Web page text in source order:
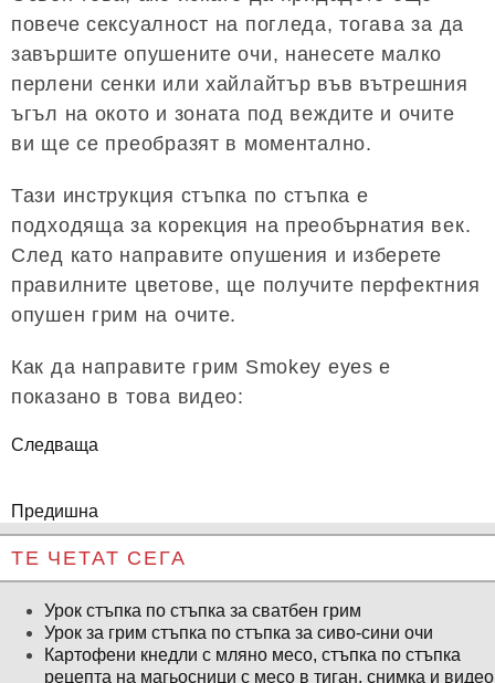
повече сексуалност на погледа, тогава за да
завършите опушените очи, нанесете малко
перлени сенки или хайлайтър във вътрешния
ъгъл на окото и зоната под веждите и очите
ви ще се преобразят в моментално.
Тази инструкция стъпка по стъпка е
подходяща за корекция на преобърнатия век.
След като направите опушения и изберете
правилните цветове, ще получите перфектния
опушен грим на очите.
Как да направите грим Smokey eyes е
показано в това видео:
Следваща
Предишна
ТЕ ЧЕТАТ СЕГА
Урок стъпка по стъпка за сватбен грим
Урок за грим стъпка по стъпка за сиво-сини очи
Картофени кнедли с мляно месо, стъпка по стъпка
рецепта на магьосници с месо в тиган, снимка и видео